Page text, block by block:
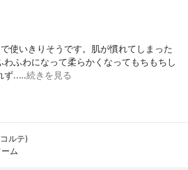
使いきりそうです。肌が慣れてしまった
ふわになって柔らかくなってもちもちし
ず..…続きを見る
ルテ)
ム